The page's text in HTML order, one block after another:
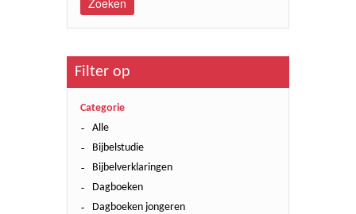
Zoeken
Filter op
Categorie
Alle
Bijbelstudie
Bijbelverklaringen
Dagboeken
Dagboeken jongeren